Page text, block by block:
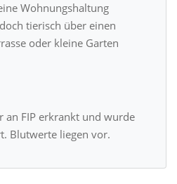
Wohnungshaltung
tierisch über einen
oder kleine Garten
an FIP erkrankt und wurde
Blutwerte liegen vor.